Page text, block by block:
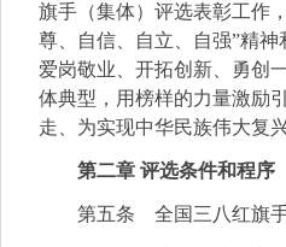
旗手（集体）评选表彰工作
尊、自信、自立、自强”精神
爱岗敬业、开拓创新、勇创
体典型，用榜样的力量激励
走、为实现中华民族伟大复
第二章 评选条件和程序
第五条 全国三八红旗手